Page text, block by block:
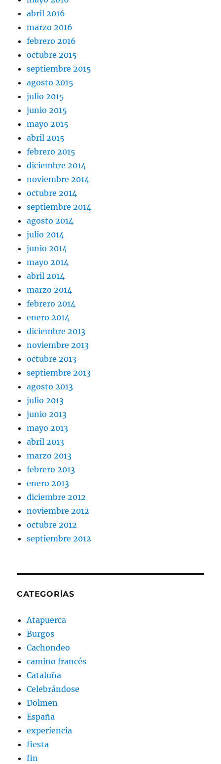
abril 2016
marzo 2016
febrero 2016
octubre 2015
septiembre 2015
agosto 2015
julio 2015
junio 2015
mayo 2015
abril 2015
febrero 2015
diciembre 2014
noviembre 2014
octubre 2014
septiembre 2014
agosto 2014
julio 2014
junio 2014
mayo 2014
abril 2014
marzo 2014
febrero 2014
enero 2014
diciembre 2013
noviembre 2013
octubre 2013
septiembre 2013
agosto 2013
julio 2013
junio 2013
mayo 2013
abril 2013
marzo 2013
febrero 2013
enero 2013
diciembre 2012
noviembre 2012
octubre 2012
septiembre 2012
CATEGORÍAS
Atapuerca
Burgos
Cachondeo
camino francés
Cataluña
Celebrándose
Dolmen
España
experiencia
fiesta
fin